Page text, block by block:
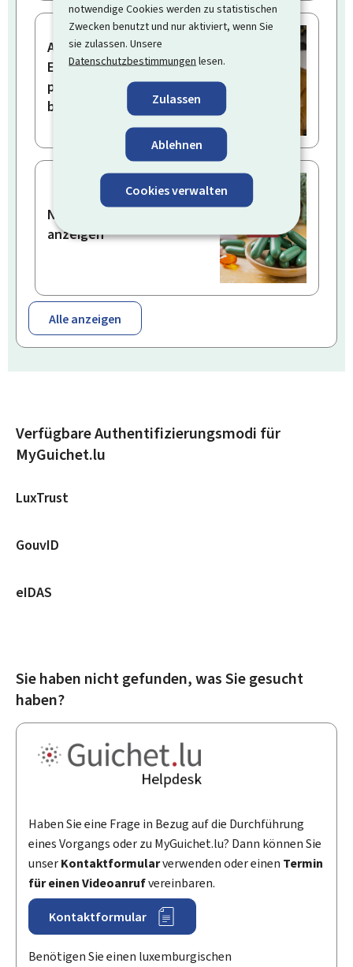
notwendige Cookies werden zu statistischen
Zwecken benutzt und nur aktiviert, wenn Sie
sie zulassen. Unsere
Datenschutzbestimmungen lesen.
Zulassen
Ablehnen
Cookies verwalten
Als Arbeitgeber eine
Erstattung für
politischen Urlaub
beantragen
Nahrungsergänzungsmittel
anzeigen
Alle anzeigen
Verfügbare Authentifizierungsmodi für
MyGuichet.lu
LuxTrust
GouvID
eIDAS
Sie haben nicht gefunden, was Sie gesucht
haben?
Haben Sie eine Frage in Bezug auf die Durchführung
eines Vorgangs oder zu MyGuichet.lu? Dann können Sie
unserKontaktformularverwenden oder einen Termin
für einen Videoanrufvereinbaren.
Kontaktformular
Benötigen Sie einen luxemburgischen